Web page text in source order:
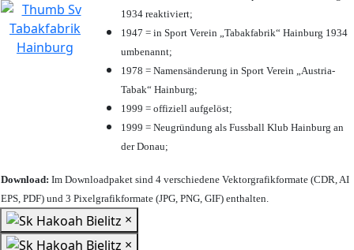
1934 reaktiviert;
1947 = in Sport Verein „Tabakfabrik“ Hainburg 1934
umbenannt;
1978 = Namensänderung in Sport Verein „Austria-
Tabak“ Hainburg;
1999 = offiziell aufgelöst;
1999 = Neugründung als Fussball Klub Hainburg an
der Donau;
Download: Im Downloadpaket sind 4 verschiedene Vektorgrafikformate (CDR, AI
EPS, PDF) und 3 Pixelgrafikformate (JPG, PNG, GIF) enthalten.
×
×